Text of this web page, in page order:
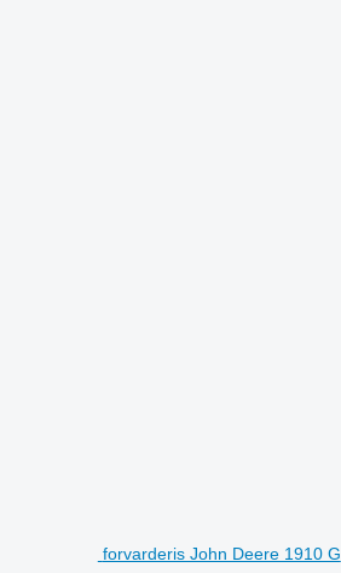
forvarderis John Deere 1910 G